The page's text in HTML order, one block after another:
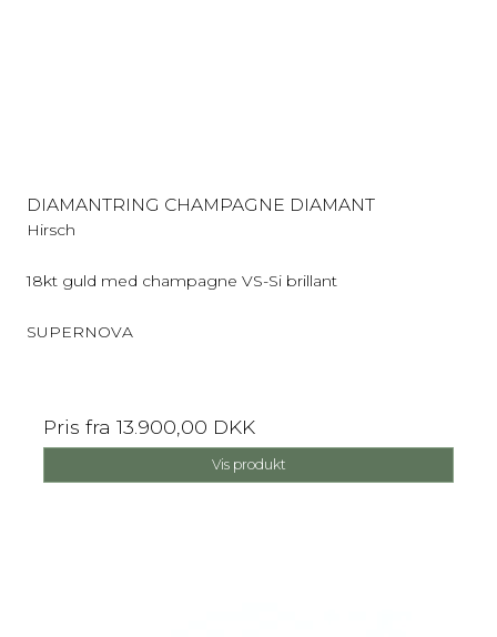
DIAMANTRING CHAMPAGNE DIAMANT
Hirsch
18kt guld med champagne VS-Si brillant
SUPERNOVA
Pris fra 13.900,00 DKK
Vis produkt